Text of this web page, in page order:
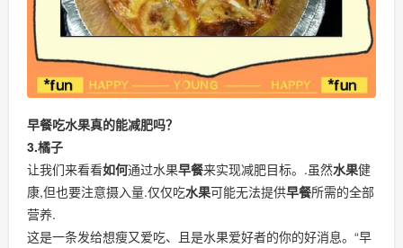
早餐吃水果真的能减肥吗？
3.橘子
让我们来看看如何通过水果早餐来实现减肥目标。.虽然水果健
康,但也要注意摄入量.仅仅吃水果可能无法提供早餐所需的全部
营养.
这是一条发给想瘦又爱吃、且是水果爱好者的你的好消息。“早